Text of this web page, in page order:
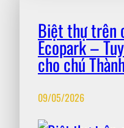
Biệt thự trên
Ecopark –
cho chú
09/05/2026